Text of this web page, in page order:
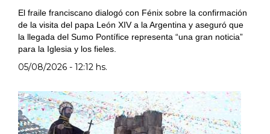
El fraile franciscano dialogó con Fénix sobre la confirmación
de la visita del papa León XIV a la Argentina y aseguró que
la llegada del Sumo Pontífice representa “una gran noticia”
para la Iglesia y los fieles.
05/08/2026 - 12:12 hs.